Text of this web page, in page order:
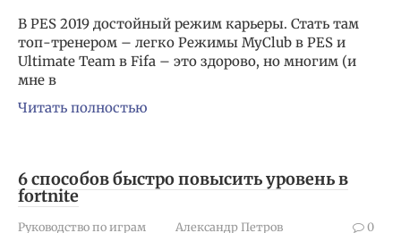
В PES 2019 достойный режим карьеры. Стать там
топ-тренером – легко Режимы MyClub в PES и
Ultimate Team в Fifa – это здорово, но многим (и
мне в
Читать полностью
6 способов быстро повысить уровень в
fortnite
Руководство по играм Александр Петров 0